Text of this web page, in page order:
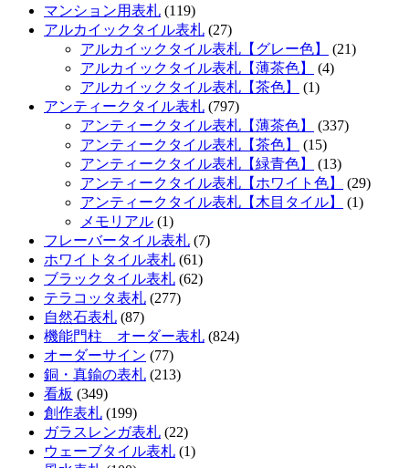
マンション用表札 (119)
アルカイックタイル表札 (27)
アルカイックタイル表札【グレー色】
(21)
アルカイックタイル表札【薄茶色】
(4)
アルカイックタイル表札【茶色】
(1)
アンティークタイル表札 (797)
アンティークタイル表札【薄茶色】
(337)
アンティークタイル表札【茶色】
(15)
アンティークタイル表札【緑青色】
(13)
アンティークタイル表札【ホワイト色】
(29)
アンティークタイル表札【木目タイル】
(1)
メモリアル (1)
フレーバータイル表札 (7)
ホワイトタイル表札 (61)
ブラックタイル表札 (62)
テラコッタ表札 (277)
自然石表札 (87)
機能門柱 オーダー表札 (824)
オーダーサイン (77)
銅・真鍮の表札 (213)
看板 (349)
創作表札 (199)
ガラスレンガ表札 (22)
ウェーブタイル表札 (1)